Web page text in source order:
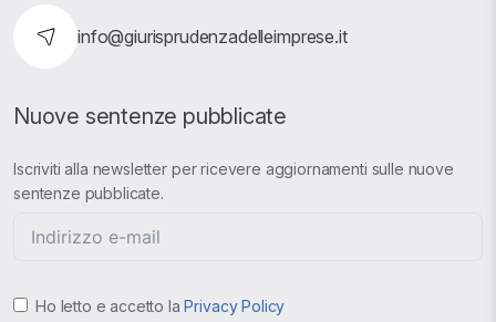
info@giurisprudenzadelleimprese.it
Nuove sentenze pubblicate
Iscriviti alla newsletter per ricevere aggiornamenti sulle nuove
sentenze pubblicate.
Ho letto e accetto laPrivacy Policy